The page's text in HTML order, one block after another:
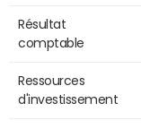
Résultat
comptable
Ressources
d'investissement